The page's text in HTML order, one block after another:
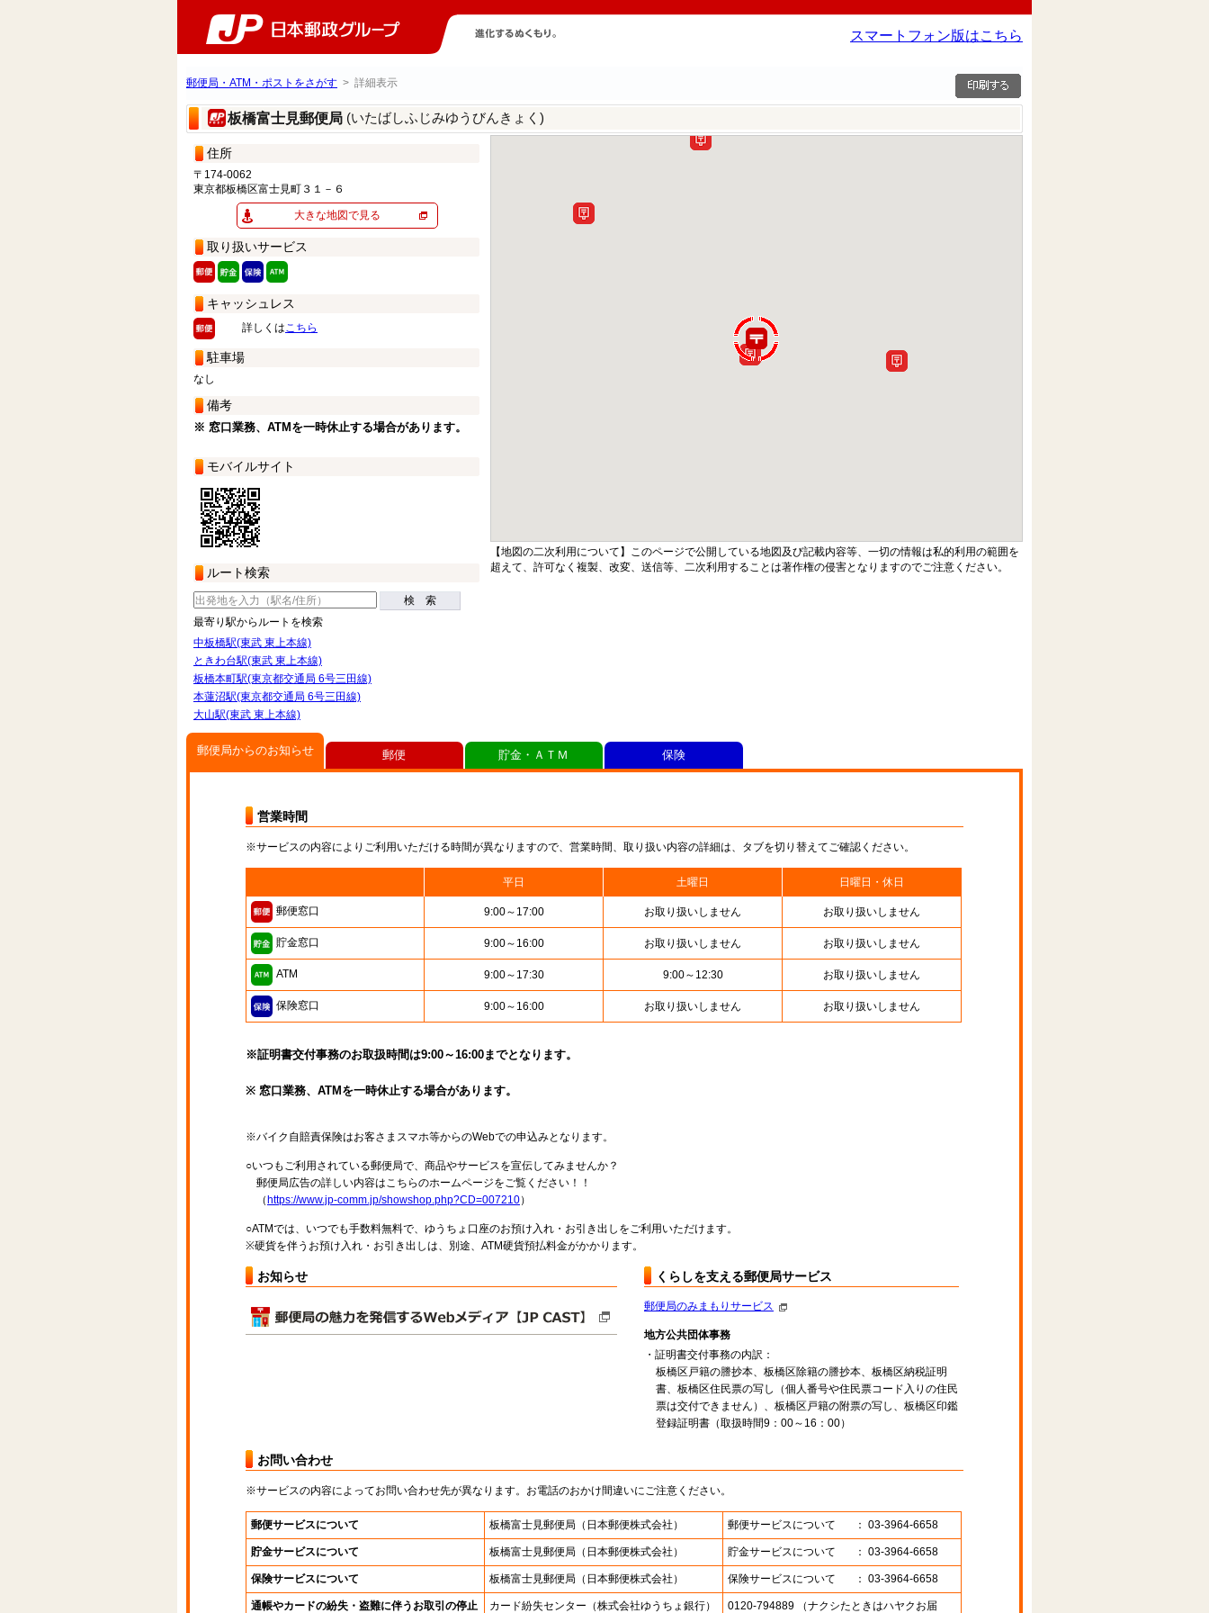
スマートフォン版はこちら
郵便局・ATM・ポストをさがす > 詳細表示
板橋富士見郵便局 (いたばしふじみゆうびんきょく)
住所
〒174-0062
東京都板橋区富士見町３１－６
大きな地図で見る
取り扱いサービス
キャッシュレス
詳しくはこちら
駐車場
なし
備考
※ 窓口業務、ATMを一時休止する場合があります。
モバイルサイト
ルート検索
検 索
最寄り駅からルートを検索
中板橋駅(東武 東上本線)
ときわ台駅(東武 東上本線)
板橋本町駅(東京都交通局 6号三田線)
本蓮沼駅(東京都交通局 6号三田線)
大山駅(東武 東上本線)
【地図の二次利用について】このページで公開している地図及び記載内容等、一切の情報は私的利用の範囲を
超えて、許可なく複製、改変、送信等、二次利用することは著作権の侵害となりますのでご注意ください。
郵便局からのお知らせ
営業時間
※サービスの内容によりご利用いただける時間が異なりますので、営業時間、取り扱い内容の詳細は、タブを切り替えてご確認ください。
平日 土曜日 日曜日・休日
郵便窓口 9:00～17:00 お取り扱いしません お取り扱いしません
貯金窓口 9:00～16:00 お取り扱いしません お取り扱いしません
ATM 9:00～17:30 9:00～12:30 お取り扱いしません
保険窓口 9:00～16:00 お取り扱いしません お取り扱いしません
※証明書交付事務のお取扱時間は9:00～16:00までとなります。
※ 窓口業務、ATMを一時休止する場合があります。
※バイク自賠責保険はお客さまスマホ等からのWebでの申込みとなります。
○いつもご利用されている郵便局で、商品やサービスを宣伝してみませんか？
郵便局広告の詳しい内容はこちらのホームページをご覧ください！！
（ https://www.jp-comm.jp/showshop.php?CD=007210）
○ATMでは、いつでも手数料無料で、ゆうちょ口座のお預け入れ・お引き出しをご利用いただけます。
※硬貨を伴うお預け入れ・お引き出しは、別途、ATM硬貨預払料金がかかります。
お知らせ くらしを支える郵便局サービス
郵便局のみまもりサービス
地方公共団体事務
・証明書交付事務の内訳：
板橋区戸籍の謄抄本、板橋区除籍の謄抄本、板橋区納税証明
書、板橋区住民票の写し（個人番号や住民票コード入りの住民
票は交付できません）、板橋区戸籍の附票の写し、板橋区印鑑
登録証明書（取扱時間9：00～16：00）
お問い合わせ
※サービスの内容によってお問い合わせ先が異なります。お電話のおかけ間違いにご注意ください。
郵便サービスについて 板橋富士見郵便局 （日本郵便株式会社） 郵便サービスについて ： 03-3964-6658
貯金サービスについて 板橋富士見郵便局 （日本郵便株式会社） 貯金サービスについて ： 03-3964-6658
保険サービスについて 板橋富士見郵便局 （日本郵便株式会社） 保険サービスについて ： 03-3964-6658
通帳やカードの紛失・盗難に伴うお取引の停止 カード紛失センター （株式会社ゆうちょ銀行） 0120-794889 （ナクシたときはハヤクお届
郵便 貯金・ＡＴＭ 保険